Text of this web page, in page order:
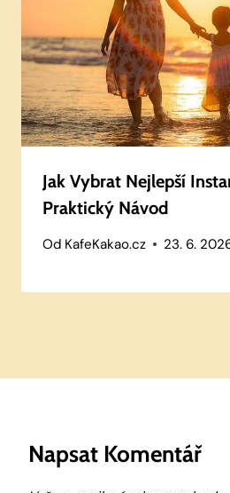
Jak Vybrat Nejlepší
Praktický Návod
Od KafeKakao.cz 23. 6.
Napsat Komentář